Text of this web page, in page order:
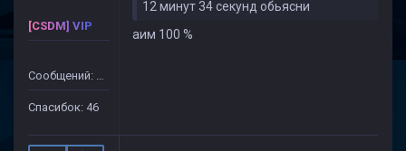
[CSDM] VIP
Сообщений: 499
Спасибок: 46
12 минут 34 секунд обьясни
аим 100 %